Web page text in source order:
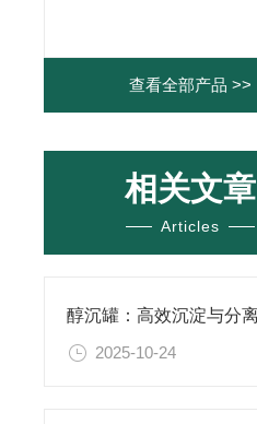
查看全部产品 >>
相关文章
Articles
2025-10-24